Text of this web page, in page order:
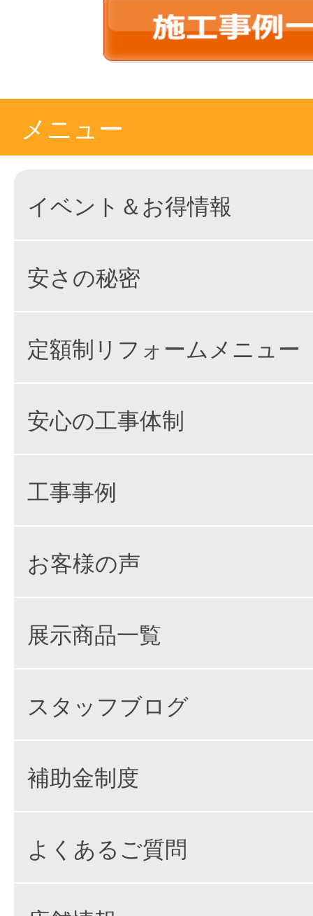
メニュー
イベント＆お得情報
安さの秘密
定額制リフォームメニュー
安心の工事体制
工事事例
お客様の声
展示商品一覧
スタッフブログ
補助金制度
よくあるご質問